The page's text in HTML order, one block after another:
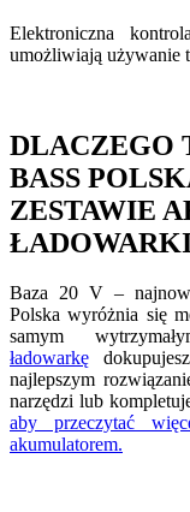
Elektroniczna
umożliwiają używanie
DLACZEGO
BASS
ZESTAWIE
Baza 20 V –
Polska wyróżnia się
samym
ładowarkę
najlepszym
narzędzi lub
aby przeczytać
akumulatorem.